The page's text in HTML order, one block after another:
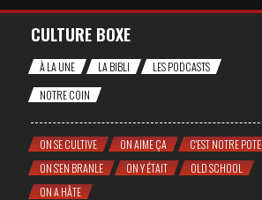
CULTURE BOXE
À LA UNE LA BIBLI
LES PODCASTS
NOTRE COIN
ON SE CULTIVE ON AIME ÇA
C'EST NOTRE POTE
ON S'EN BRANLE
ON Y ÉTAIT
OLD SCHOOL
ON A HÂTE